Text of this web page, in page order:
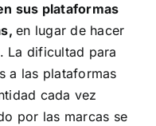
sus plataformas
en lugar de hacer
La dificultad para
a las plataformas
cada vez
por las marcas se